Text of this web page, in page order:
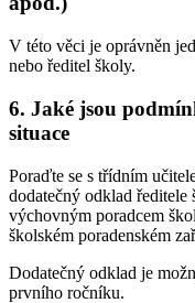
V této věci je oprávněn
nebo ředitel školy.
6. Jaké jsou
situace
Poraďte se s třídním
dodatečný odklad ředitele
výchovným poradcem
školském poradenském
Dodatečný odklad je
prvního ročníku.